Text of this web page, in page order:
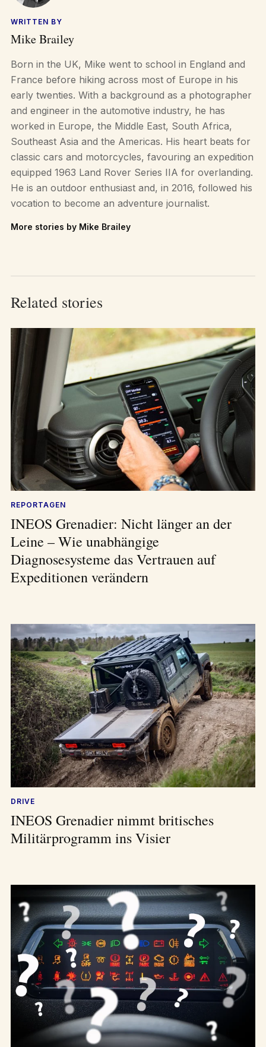
WRITTEN BY
Mike Brailey
Born in the UK, Mike went to school in England and
France before hiking across most of Europe in his
early twenties. With a background as a photographer
and engineer in the automotive industry, he has
worked in Europe, the Middle East, South Africa,
Southeast Asia and the Americas. His heart beats for
classic cars and motorcycles, favouring an expedition
equipped 1963 Land Rover Series IIA for overlanding.
He is an outdoor enthusiast and, in 2016, followed his
vocation to become an adventure journalist.
More stories by Mike Brailey
Related stories
REPORTAGEN
INEOS Grenadier: Nicht länger an der
Leine – Wie unabhängige
Diagnosesysteme das Vertrauen auf
Expeditionen verändern
DRIVE
INEOS Grenadier nimmt britisches
Militärprogramm ins Visier